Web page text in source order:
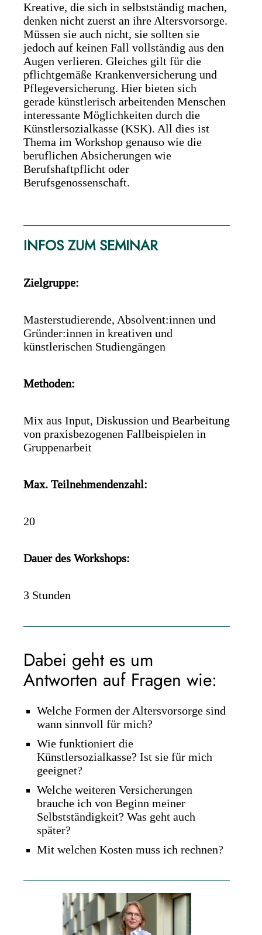
Kreative, die sich in selbstständig machen,
denken nicht zuerst an ihre Altersvorsorge.
Müssen sie auch nicht, sie sollten sie
jedoch auf keinen Fall vollständig aus den
Augen verlieren. Gleiches gilt für die
pflichtgemäße Krankenversicherung und
Pflegeversicherung. Hier bieten sich
gerade künstlerisch arbeitenden Menschen
interessante Möglichkeiten durch die
Künstlersozialkasse (KSK). All dies ist
Thema im Workshop genauso wie die
beruflichen Absicherungen wie
Berufshaftpflicht oder
Berufsgenossenschaft.
INFOS ZUM SEMINAR
Zielgruppe:
Masterstudierende, Absolvent:innen und
Gründer:innen in kreativen und
künstlerischen Studiengängen
Methoden:
Mix aus Input, Diskussion und Bearbeitung
von praxisbezogenen Fallbeispielen in
Gruppenarbeit
Max. Teilnehmendenzahl:
20
Dauer des Workshops:
3 Stunden
Dabei geht es um
Antworten auf Fragen wie:
Welche Formen der Altersvorsorge sind
wann sinnvoll für mich?
Wie funktioniert die
Künstlersozialkasse? Ist sie für mich
geeignet?
Welche weiteren Versicherungen
brauche ich von Beginn meiner
Selbstständigkeit? Was geht auch
später?
Mit welchen Kosten muss ich rechnen?